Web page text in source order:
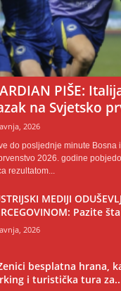
PIŠE:
na Svjetsko
2026
do posljednje minute Bosna
2026. godine
rezultatom...
MEDIJI
Pazite
2026
besplatna hrana,
i turistička tura